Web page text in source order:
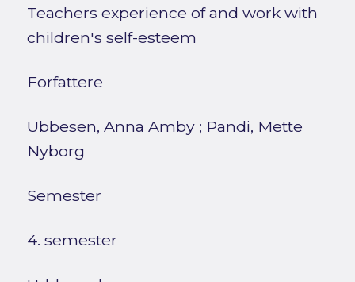
Teachers experience of and work with
children's self-esteem
Forfattere
Ubbesen, Anna Amby; Pandi, Mette
Nyborg
Semester
4. semester